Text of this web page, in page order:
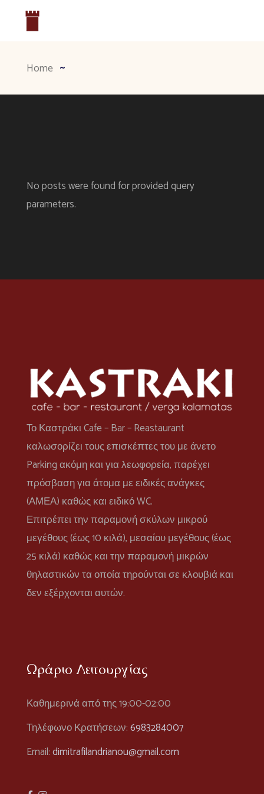
Home
No posts were found for provided query
parameters.
Το Καστράκι Cafe – Bar – Reastaurant
καλωσορίζει τους επισκέπτες του με άνετο
Parking ακόμη και για λεωφορεία, παρέχει
πρόσβαση για άτομα με ειδικές ανάγκες
(ΑΜΕΑ) καθώς και ειδικό WC.
Επιτρέπει την παραμονή σκύλων μικρού
μεγέθους (έως 10 κιλά), μεσαίου μεγέθους (έως
25 κιλά) καθώς και την παραμονή μικρών
θηλαστικών τα οποία τηρούνται σε κλουβιά και
δεν εξέρχονται αυτών.
Ωράριο Λειτουργίας
Καθημερινά από της 19:00-02:00
Τηλέφωνο Κρατήσεων:6983284007
Email:dimitrafilandrianou@gmail.com